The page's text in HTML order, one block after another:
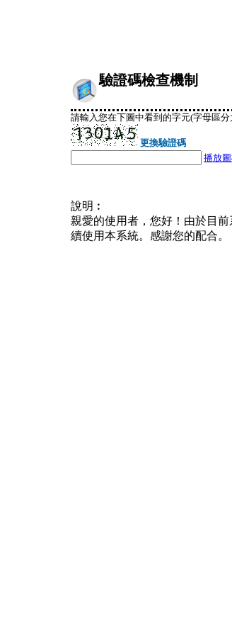
驗證碼檢查機制
請輸入您在下圖中看到的字元(字母區分
更換驗證碼
播放
說明︰
親愛的使用者，您好！由於目
續使用本系統。感謝您的配合。